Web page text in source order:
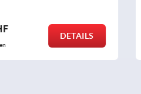
DETAILS